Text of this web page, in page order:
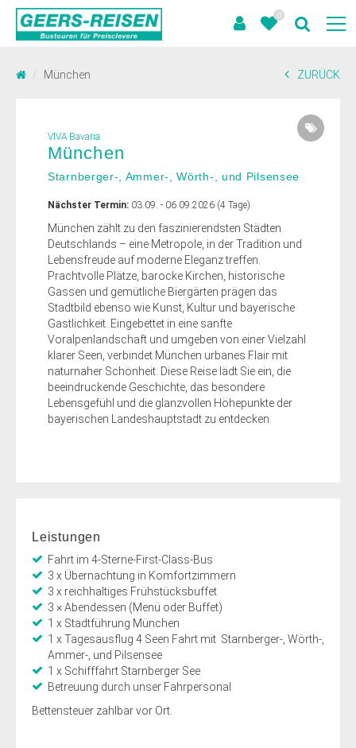
0
München ZURÜCK
VIVA Bavaria
München
Starnberger-, Ammer-, Wörth-, und Pilsensee
Nächster Termin: 03.09. - 06.09.2026 (4 Tage)
München zählt zu den faszinierendsten Städten
Deutschlands – eine Metropole, in der Tradition und
Lebensfreude auf moderne Eleganz treffen.
Prachtvolle Plätze, barocke Kirchen, historische
Gassen und gemütliche Biergärten prägen das
Stadtbild ebenso wie Kunst, Kultur und bayerische
Gastlichkeit. Eingebettet in eine sanfte
Voralpenlandschaft und umgeben von einer Vielzahl
klarer Seen, verbindet München urbanes Flair mit
naturnaher Schönheit. Diese Reise lädt Sie ein, die
beeindruckende Geschichte, das besondere
Lebensgefühl und die glanzvollen Höhepunkte der
bayerischen Landeshauptstadt zu entdecken.
Leistungen
Fahrt im 4-Sterne-First-Class-Bus
3 x Übernachtung in Komfortzimmern
3 x reichhaltiges Frühstücksbuffet
3 × Abendessen (Menü oder Buffet)
1 x Stadtführung München
1 x Tagesausflug 4 Seen Fahrt mit Starnberger-, Wörth-,
Ammer-, und Pilsensee
1 x Schifffahrt Starnberger See
Betreuung durch unser Fahrpersonal
Bettensteuer zahlbar vor Ort.